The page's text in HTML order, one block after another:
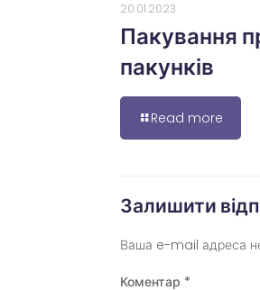
20.01.2023
Пакування
пакунків
Read more
Залишити
Ваша e-mail адреса
Коментар *